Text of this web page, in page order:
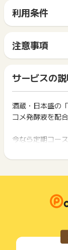
にならなかった場
－虚偽・いたず
は該当しません。
－過去に「うる
利用した事があ
込・利用した場
－その他、著し
－承認作業タイ
１）商品をキャ
２）お支払いが
３）その他、日
申込してから3
・商品購入日時
※ポイントに関
までお問い合わ
ざいます。
利用条件
サイトに移動し
間に、同じブラ
ト獲得ができま
「 ショッピン
ス・お買い物利
イント獲得がで
2回以上同じお
ポイントタウン
下記の事項に該
い物を複数回ご
て一度でも同サ
ご利用前には、
サービス・お買
法がある場合、
注意事項
一部のサービス
は切り捨てとなり
ポイント獲得が
ント履歴には記
原則として広告
につきましては
広告主が運営し
商品の交換や一
になる可能性も
条件を達成して
っているため、
そのため、ポイ
広告主様に直接
サービスの
酒蔵・日本盛の
コメ発酵液を配合
今なら定期コー
初回は特別価
られます。
無香料・無着色
酒造りの知恵か